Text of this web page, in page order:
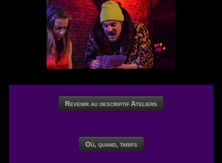
Revenir au descriptif Ateliers
Où, quand, tarifs